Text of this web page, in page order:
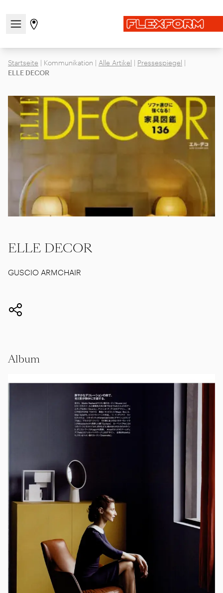
Navigationsmenü öffnen / schließen
Gehen Sie zur Store-Seite
Startseite | Kommunikation | Alle Artikel | Pressespiegel |
ELLE DECOR
ELLE DECOR
GUSCIO ARMCHAIR
Album